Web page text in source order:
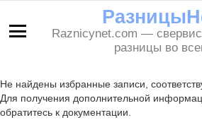
Raznicynet.com — свервис
разницы во
Не найдены избранные записи,
Для получения дополнительной
обратитесь к документации.